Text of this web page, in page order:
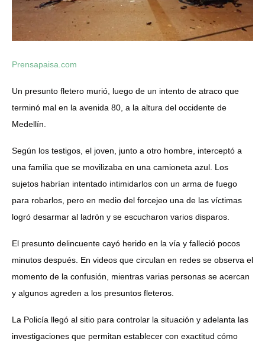
Prensapaisa.com
Un presunto fletero murió, luego de un intento de atraco que
terminó mal en la avenida 80, a la altura del occidente de
Medellín.
Según los testigos, el joven, junto a otro hombre, interceptó a
una familia que se movilizaba en una camioneta azul. Los
sujetos habrían intentado intimidarlos con un arma de fuego
para robarlos, pero en medio del forcejeo una de las víctimas
logró desarmar al ladrón y se escucharon varios disparos.
El presunto delincuente cayó herido en la vía y falleció pocos
minutos después. En videos que circulan en redes se observa el
momento de la confusión, mientras varias personas se acercan
y algunos agreden a los presuntos fleteros.
La Policía llegó al sitio para controlar la situación y adelanta las
investigaciones que permitan establecer con exactitud cómo